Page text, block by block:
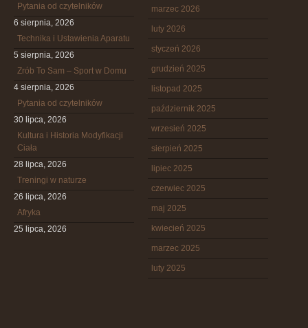
Pytania od czytelników
6 sierpnia, 2026
Technika i Ustawienia Aparatu
5 sierpnia, 2026
Zrób To Sam – Sport w Domu
4 sierpnia, 2026
Pytania od czytelników
30 lipca, 2026
Kultura i Historia Modyfikacji
Ciała
28 lipca, 2026
Treningi w naturze
26 lipca, 2026
Afryka
25 lipca, 2026
marzec 2026
luty 2026
styczeń 2026
grudzień 2025
listopad 2025
październik 2025
wrzesień 2025
sierpień 2025
lipiec 2025
czerwiec 2025
maj 2025
kwiecień 2025
marzec 2025
luty 2025